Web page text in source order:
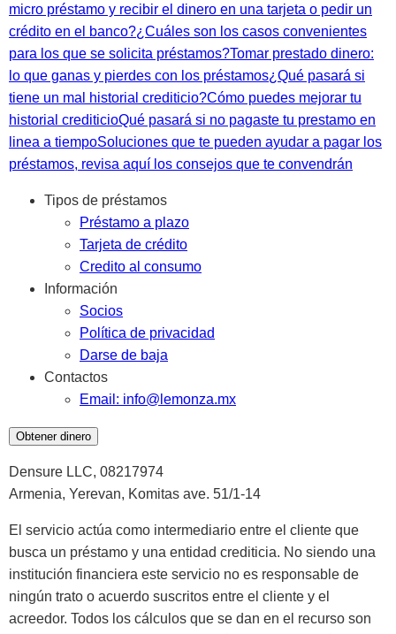
micro préstamo y recibir el dinero en una tarjeta o pedir un
crédito en el banco?¿Cuáles son los casos convenientes
para los que se solicita préstamos?Tomar prestado dinero:
lo que ganas y pierdes con los préstamos¿Qué pasará si
tiene un mal historial crediticio?Cómo puedes mejorar tu
historial crediticioQué pasará si no pagaste tu prestamo en
linea a tiempoSoluciones que te pueden ayudar a pagar los
préstamos, revisa aquí los consejos que te convendrán
Tipos de préstamos
Préstamo a plazo
Tarjeta de crédito
Credito al consumo
Información
Socios
Política de privacidad
Darse de baja
Contactos
Email: info@lemonza.mx
Obtener dinero
Densure LLC, 08217974
Armenia, Yerevan, Komitas ave. 51/1-14
El servicio actúa como intermediario entre el cliente que
busca un préstamo y una entidad crediticia. No siendo una
institución financiera este servicio no es responsable de
ningún trato o acuerdo suscritos entre el cliente y el
acreedor. Todos los cálculos que se dan en el recurso son